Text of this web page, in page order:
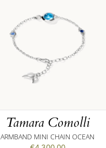
Tamara Comolli
ARMBAND MINI CHAIN OCEAN